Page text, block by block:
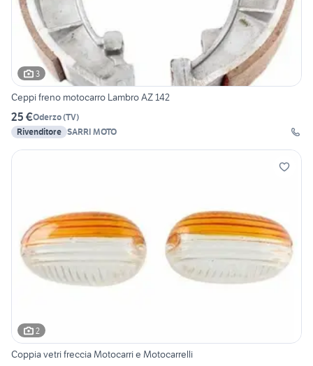
3
Ceppi freno motocarro Lambro AZ 142
25 €Oderzo(TV)
Rivenditore SARRI MOTO
2
Coppia vetri freccia Motocarri e Motocarrelli